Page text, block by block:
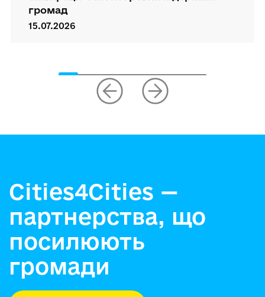
громад
15.07.2026
Cities4Cities —
партнерства, що
посилюють
громади